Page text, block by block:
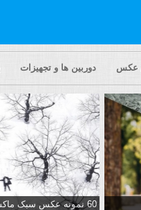
عکس دوربین ها و تجهیزات
60 نمونه عکس سبک ماکسیمالیسم